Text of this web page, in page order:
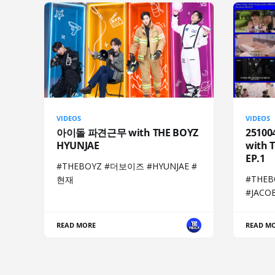
VIDEOS
아이돌 파견근무 with THE BOYZ
HYUNJAE
#THEBOYZ #더보이즈 #HYUNJAE #
현재
READ MORE
VIDEOS
with
EP.1
READ